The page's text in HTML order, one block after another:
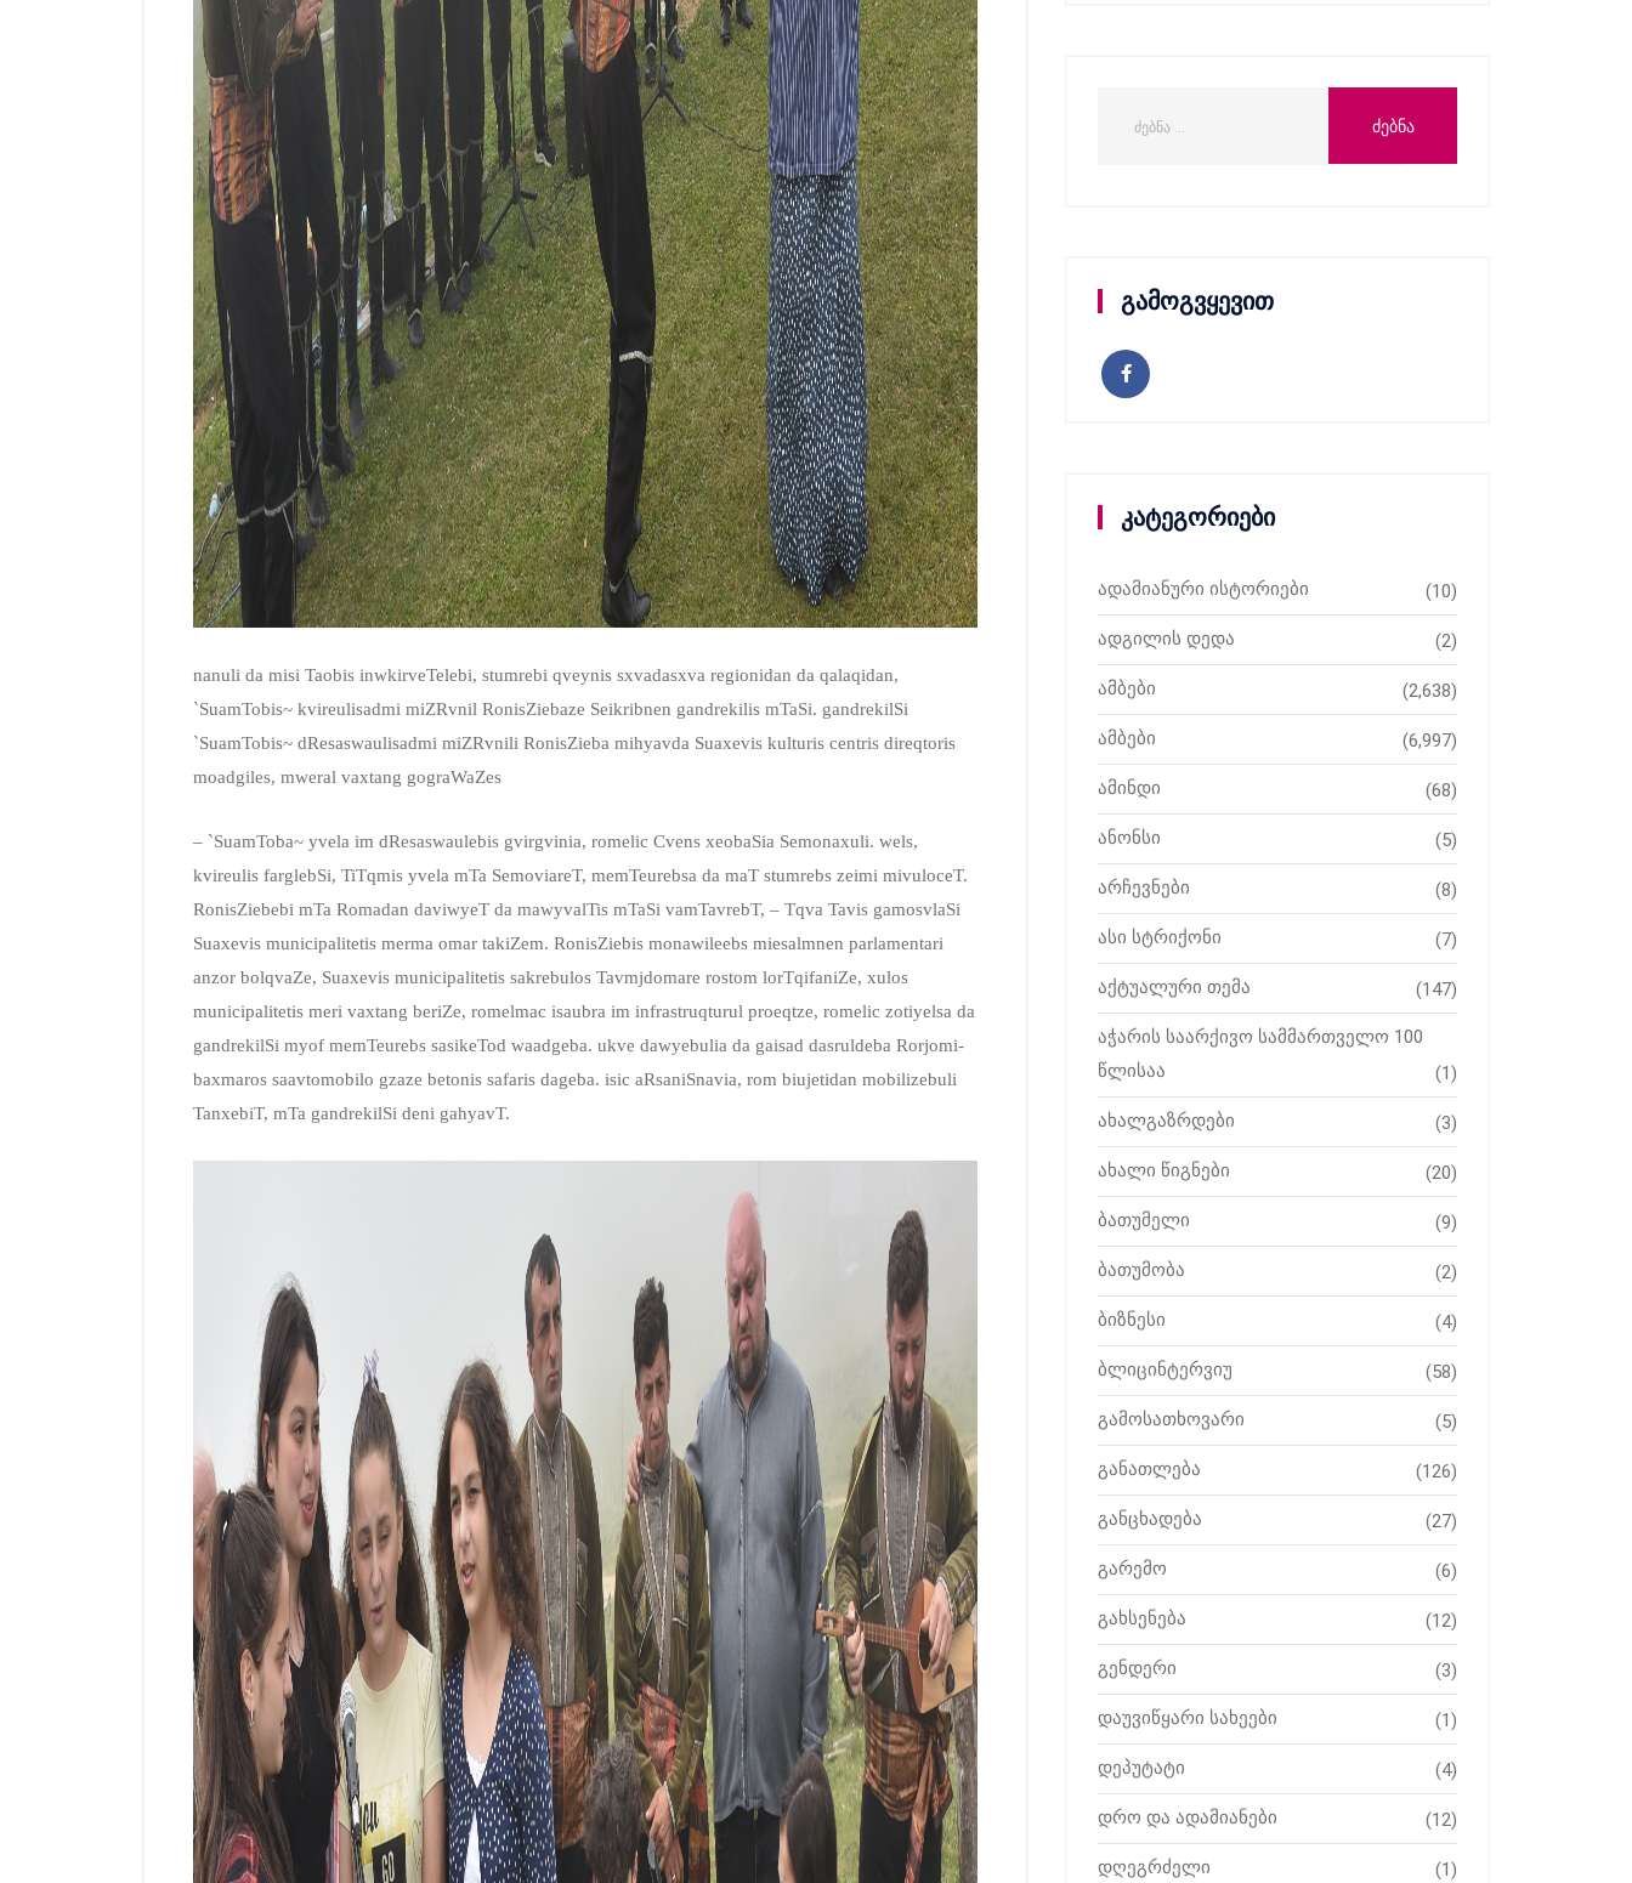
nanuli da misi Taobis inwkirveTelebi, stumrebi qveynis sxvadasxva regionidan da qalaqidan,
`SuamTobis~ kvireulisadmi miZRvnil RonisZiebaze Seikribnen gandrekilis mTaSi. gandrekilSi
`SuamTobis~ dResaswaulisadmi miZRvnili RonisZieba mihyavda Suaxevis kulturis centris direqtoris
moadgiles, mweral vaxtang gograWaZes
– `SuamToba~ yvela im dResaswaulebis gvirgvinia, romelic Cvens xeobaSia Semonaxuli. wels,
kvireulis farglebSi, TiTqmis yvela mTa SemoviareT, memTeurebsa da maT stumrebs zeimi mivuloceT.
RonisZiebebi mTa Romadan daviwyeT da mawyvalTis mTaSi vamTavrebT, – Tqva Tavis gamosvlaSi
Suaxevis municipalitetis merma omar takiZem. RonisZiebis monawileebs miesalmnen parlamentari
anzor bolqvaZe, Suaxevis municipalitetis sakrebulos Tavmjdomare rostom lorTqifaniZe, xulos
municipalitetis meri vaxtang beriZe, romelmac isaubra im infrastruqturul proeqtze, romelic zotiyelsa da
gandrekilSi myof memTeurebs sasikeTod waadgeba. ukve dawyebulia da gaisad dasruldeba Rorjomi-
baxmaros saavtomobilo gzaze betonis safaris dageba. isic aRsaniSnavia, rom biujetidan mobilizebuli
TanxebiT, mTa gandrekilSi deni gahyavT.
გამოგვყევით
კატეგორიები
ადამიანური ისტორიები (10)
ადგილის დედა (2)
ამბები (2,638)
ამბები (6,997)
ამინდი (68)
ანონსი (5)
არჩევნები (8)
ასი სტრიქონი (7)
აქტუალური თემა (147)
აჭარის საარქივო სამმართველო 100
წლისაა
(1)
ახალგაზრდები (3)
ახალი წიგნები (20)
ბათუმელი (9)
ბათუმობა (2)
ბიზნესი (4)
ბლიცინტერვიუ (58)
გამოსათხოვარი (5)
განათლება (126)
განცხადება (27)
გარემო (6)
გახსენება (12)
გენდერი (3)
დაუვიწყარი სახეები (1)
დეპუტატი (4)
დრო და ადამიანები (12)
დღეგრძელი (1)